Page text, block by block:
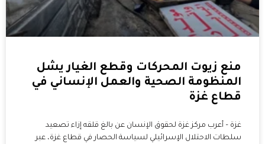
منع زيوت المحركات وقطع الغيار يشل
المنظومة الصحية والعمل الإنساني في
قطاع غزة
غزة – أعرب مركز غزة لحقوق الإنسان عن بالغ قلقه إزاء تصعيد
سلطات الاحتلال الإسرائيلي لسياسة الحصار في قطاع غزة، عبر